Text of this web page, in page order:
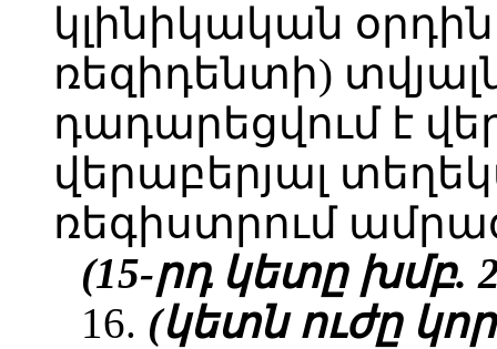
կլինիկական
ռեզիդենտի)
դադարեցվում է
վերաբերյալ
ռեգիստրում
(15-րդ կետը խմբ.
16. (կետն ուժը